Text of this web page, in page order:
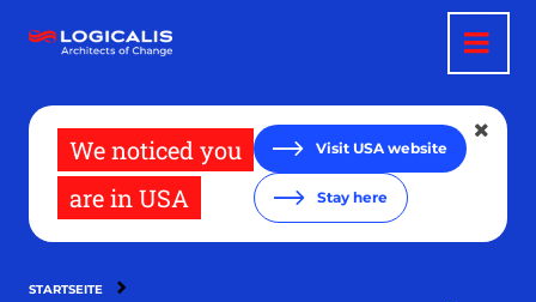
zum
Inhalt
We noticed you
are in USA
Visit USA website
Stay here
STARTSEITE